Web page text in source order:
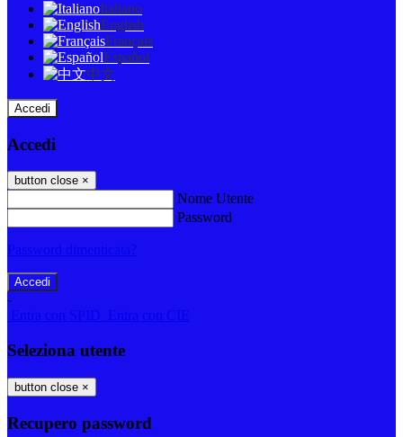
Italiano
English
Français
Español
中文
Accedi
Accedi
button close ×
Nome Utente
Password
-
Seleziona utente
button close ×
Recupero password